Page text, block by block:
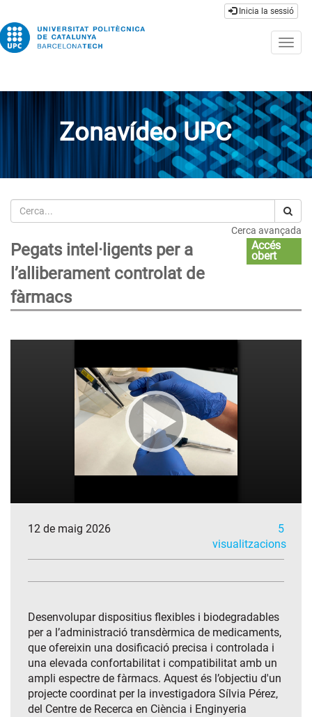
Inicia la sessió
Zonavídeo UPC
Cerca
Cerca avançada
Pegats intel·ligents per a
l’alliberament controlat de
fàrmacs
Accés
obert
12 de maig 2026
5
visualitzacions
Desenvolupar dispositius flexibles i biodegradables
per a l’administració transdèrmica de medicaments,
que ofereixin una dosificació precisa i controlada i
una elevada confortabilitat i compatibilitat amb un
ampli espectre de fàrmacs. Aquest és l’objectiu d'un
projecte coordinat per la investigadora Sílvia Pérez,
del Centre de Recerca en Ciència i Enginyeria